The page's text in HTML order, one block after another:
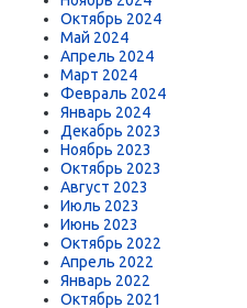
Октябрь 2024
Май 2024
Апрель 2024
Март 2024
Февраль 2024
Январь 2024
Декабрь 2023
Ноябрь 2023
Октябрь 2023
Август 2023
Июль 2023
Июнь 2023
Октябрь 2022
Апрель 2022
Январь 2022
Октябрь 2021